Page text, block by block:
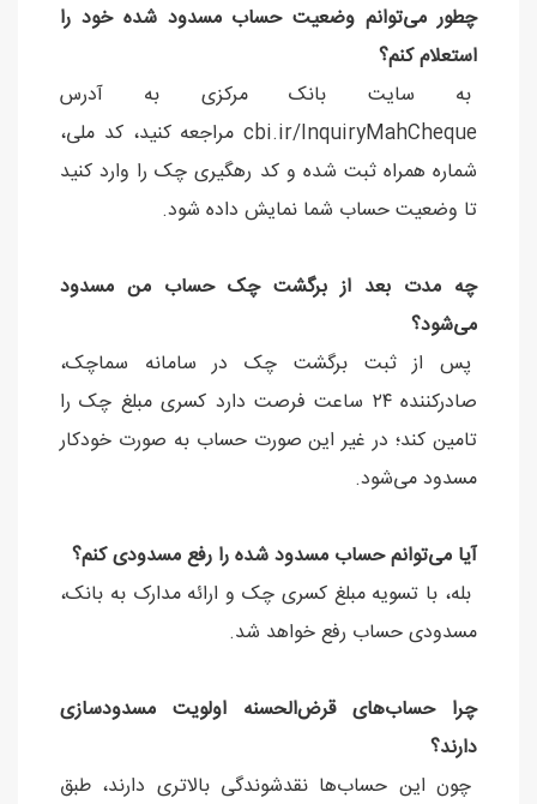
چطور می‌توانم وضعیت حساب مسدود شده خود را
استعلام کنم؟
به سایت بانک مرکزی به آدرس
cbi.ir/InquiryMahCheque مراجعه کنید، کد ملی،
شماره همراه ثبت شده و کد رهگیری چک را وارد کنید
تا وضعیت حساب شما نمایش داده شود.
چه مدت بعد از برگشت چک حساب من مسدود
می‌شود؟
پس از ثبت برگشت چک در سامانه سماچک،
صادرکننده ۲۴ ساعت فرصت دارد کسری مبلغ چک را
تامین کند؛ در غیر این صورت حساب به صورت خودکار
مسدود می‌شود.
آیا می‌توانم حساب مسدود شده را رفع مسدودی کنم؟
بله، با تسویه مبلغ کسری چک و ارائه مدارک به بانک،
مسدودی حساب رفع خواهد شد.
چرا حساب‌های قرض‌الحسنه اولویت مسدودسازی
دارند؟
چون این حساب‌ها نقدشوندگی بالاتری دارند، طبق